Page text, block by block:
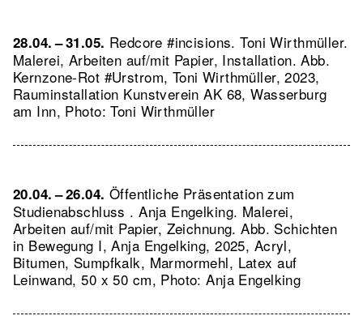
28.04. – 31.05. Redcore #incisions. Toni Wirthmüller.
Malerei, Arbeiten auf/mit Papier, Installation.Abb.
Kernzone-Rot #Urstrom, Toni Wirthmüller, 2023,
Rauminstallation Kunstverein AK 68, Wasserburg
am Inn, Photo: Toni Wirthmüller
20.04. – 26.04. Öffentliche Präsentation zum
Studienabschluss . Anja Engelking. Malerei,
Arbeiten auf/mit Papier, Zeichnung.Abb. Schichten
in Bewegung I, Anja Engelking, 2025, Acryl,
Bitumen, Sumpfkalk, Marmormehl, Latex auf
Leinwand, 50 x 50 cm, Photo: Anja Engelking